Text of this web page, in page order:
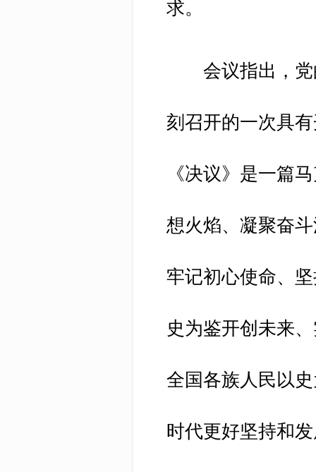
求。
会议指出，党
刻召开的一次具
《决议》是一篇
想火焰、凝聚奋
牢记初心使命、
史为鉴开创未来
全国各族人民以
时代更好坚持和